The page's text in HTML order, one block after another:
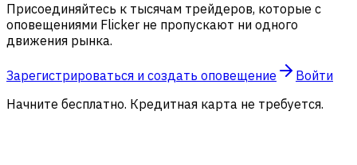
Присоединяйтесь к тысячам трейдеров, которые с
оповещениями Flicker не пропускают ни одного
движения рынка.
Зарегистрироваться и создать оповещение
Войти
Начните бесплатно. Кредитная карта не требуется.